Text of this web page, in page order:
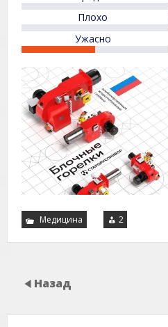
Плохо
Ужасно
Медицина 2
Назад